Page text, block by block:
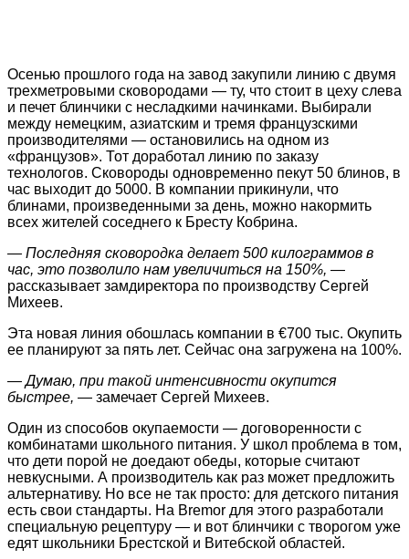
Осенью прошлого года на завод закупили линию с двумя
трехметровыми сковородами — ту, что стоит в цеху слева
и печет блинчики с несладкими начинками. Выбирали
между немецким, азиатским и тремя французскими
производителями — остановились на одном из
«французов». Тот доработал линию по заказу
технологов. Сковороды одновременно пекут 50 блинов, в
час выходит до 5000. В компании прикинули, что
блинами, произведенными за день, можно накормить
всех жителей соседнего к Бресту Кобрина.
— Последняя сковородка делает 500 килограммов в
час, это позволило нам увеличиться на 150%, —
рассказывает замдиректора по производству Сергей
Михеев.
Эта новая линия обошлась компании в €700 тыс. Окупить
ее планируют за пять лет. Сейчас она загружена на 100%.
— Думаю, при такой интенсивности окупится
быстрее, — замечает Сергей Михеев.
Один из способов окупаемости — договоренности с
комбинатами школьного питания. У школ проблема в том,
что дети порой не доедают обеды, которые считают
невкусными. А производитель как раз может предложить
альтернативу. Но все не так просто: для детского питания
есть свои стандарты. На Bremor для этого разработали
специальную рецептуру — и вот блинчики с творогом уже
едят школьники Брестской и Витебской областей.